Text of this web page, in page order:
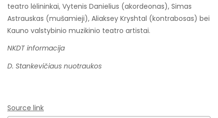
teatro lėlininkai, Vytenis Danielius (akordeonas), Simas
Astrauskas (mušamieji), Aliaksey Kryshtal (kontrabosas) bei
Kauno valstybinio muzikinio teatro artistai.
NKDT informacija
D. Stankevičiaus nuotraukos
Source link